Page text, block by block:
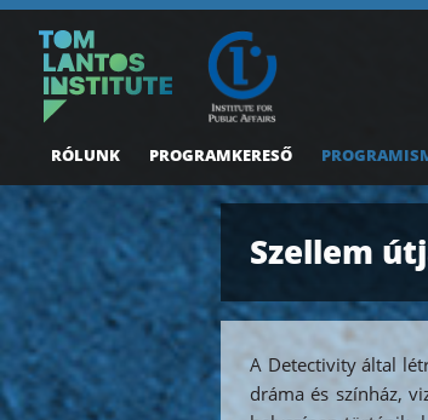
RÓLUNK PROGRAMKERESŐ
Szellem
A Detectivity által
dráma és színház,